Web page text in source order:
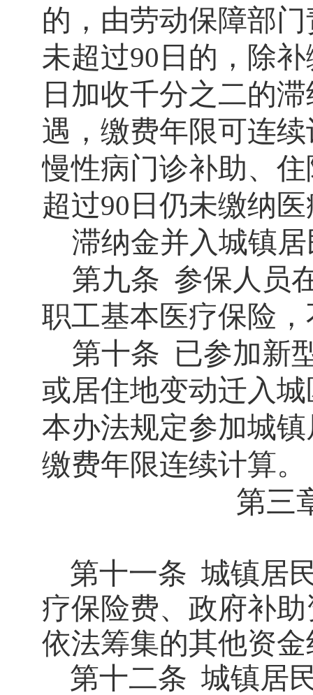
的，由劳动保障部
未超过90 日的，除
日加收千分之二的
遇，缴费年限可连
慢性病门诊补助、
超过90 日仍未缴纳
滞纳金并入城镇
第九条 参保人员
职工基本医疗保险
第十条 已参加新
或居住地变动迁入
本办法规定参加城
缴费年限连续计算。
第三
第十一条 城镇居
疗保险费、政府补
依法筹集的其他资
第十二条 城镇居